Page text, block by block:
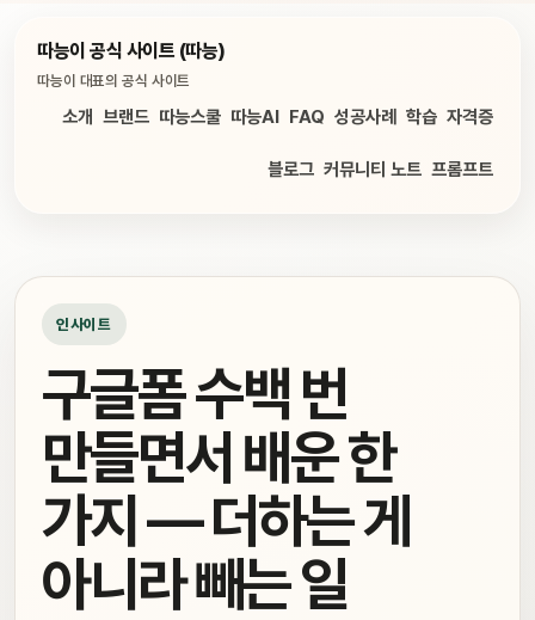
따능이 공식 사이트 (따능)
따능이 대표의 공식 사이트
소개 브랜드 따능스쿨 따능AI FAQ 성공사례 학습 자격증
블로그 커뮤니티 노트 프롬프트
인사이트
구글폼 수백 번
만들면서 배운 한
가지 — 더하는 게
아니라 빼는 일